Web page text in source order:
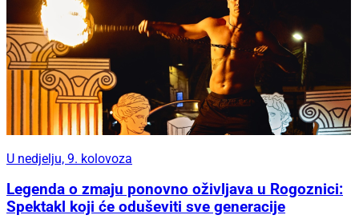
U nedjelju, 9. kolovoza
Legenda o zmaju ponovno oživljava u Rogoznici:
Spektakl koji će oduševiti sve generacije